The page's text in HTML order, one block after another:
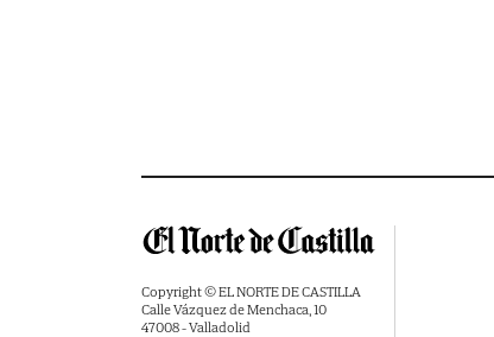
Copyright © EL NORTE DE CASTILLA
Calle Vázquez de Menchaca, 10
47008 - Valladolid